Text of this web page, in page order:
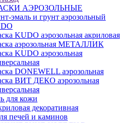
АЭРОЗОЛЬНЫЕ
эмаль и грунт аэрозольный
KUDO аэрозольная акриловая
аэрозольная МЕТАЛЛИК
KUDO аэрозольная
DONEWELL аэрозольная
ВИТ ДЕКО аэрозольная
для кожи
декоративная
печей и каминов